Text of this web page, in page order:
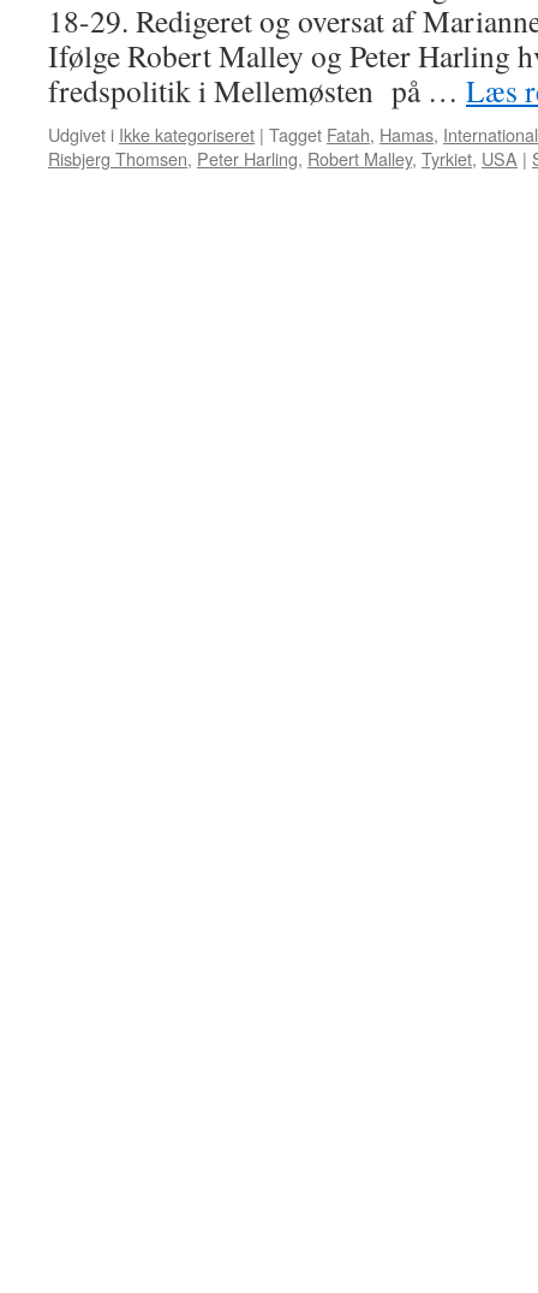
18-29. Redigeret og oversat af
Ifølge Robert Malley og Peter Harling
fredspolitik i Mellemøsten på … Læs
Udgivet i Ikke kategoriseret | Tagget Fatah, Hamas,
Risbjerg Thomsen, Peter Harling, Robert Malley, Tyrkiet, USA |